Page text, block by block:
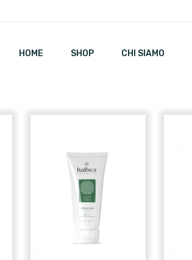
HOME SHOP CHI SIAMO